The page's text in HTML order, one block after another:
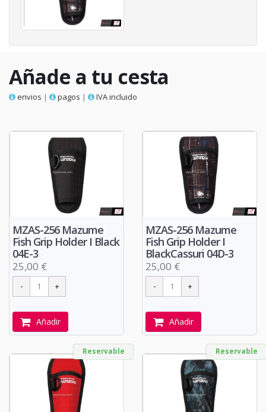
Añade a tu cesta
envios | pagos | IVA incluido
MZAS-256 Mazume
Fish Grip Holder I Black
04E-3
25,00 €
Añadir
MZAS-256 Mazume
Fish Grip Holder I
BlackCassuri 04D-3
25,00 €
Añadir
Reservable Reservable